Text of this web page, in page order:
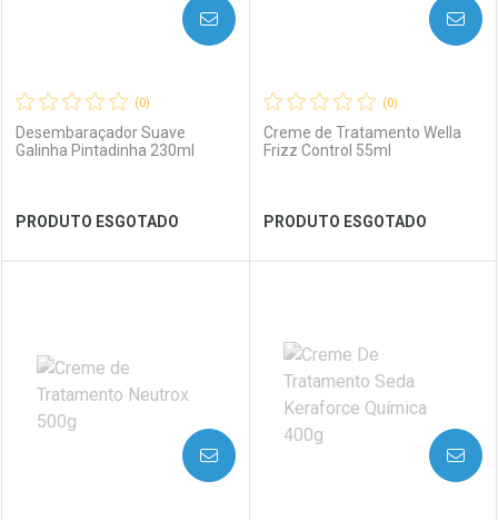
Ver Desconto Convênio Ver Desconto Convênio
(0)
Desembaraçador Suave
Galinha Pintadinha 230ml
PRODUTO ESGOTADO
AVISE-ME
Laboratório
Por Menos
(0)
Creme de Tratamento Wella
Frizz Control 55ml
PRODUTO ESGOTADO
AVISE-ME
Laboratório
Por Menos
AVISE-ME AVISE-ME